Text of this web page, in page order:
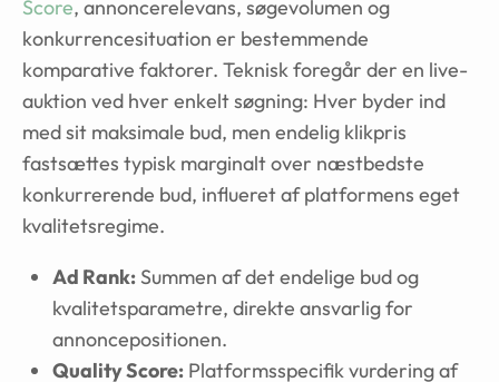
Score, annoncerelevans, søgevolumen og
konkurrencesituation er bestemmende
komparative faktorer. Teknisk foregår der en live-
auktion ved hver enkelt søgning: Hver byder ind
med sit maksimale bud, men endelig klikpris
fastsættes typisk marginalt over næstbedste
konkurrerende bud, influeret af platformens eget
kvalitetsregime.
Ad Rank: Summen af det endelige bud og
kvalitetsparametre, direkte ansvarlig for
annoncepositionen.
Quality Score: Platformsspecifik vurdering af